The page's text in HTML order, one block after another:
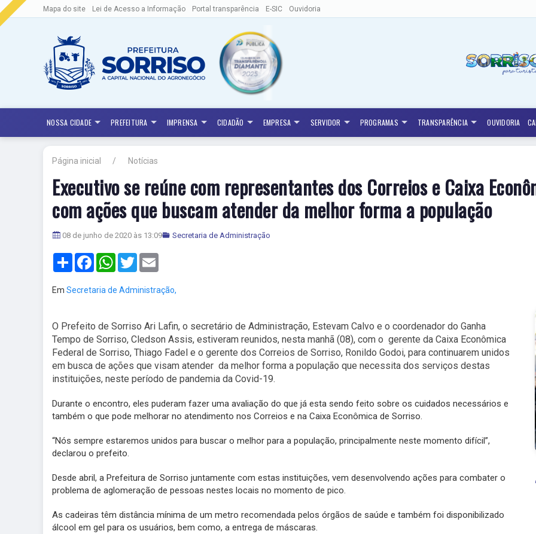
Mapa do site Lei de Acesso a Informação Portal transparência E-SIC Ouvidoria
NOSSA CIDADE PREFEITURA IMPRENSA CIDADÃO EMPRESA SERVIDOR PROGRAMAS TRANSPARÊNCIA OUVIDORIA
Página inicial Notícias
Executivo se reúne com representantes dos Correios e Caixa
com ações que buscam atender da melhor forma a população
08 de junho de 2020 às 13:09 Secretaria de Administração
Share FacebookWhatsApp
Twitter
Em Secretaria de Administração,
O Prefeito de Sorriso Ari Lafin, o secretário de Administração, Estevam Calvo e o coordenador do Ganha
Tempo de Sorriso, Cledson Assis, estiveram reunidos, nesta manhã (08), com o gerente da Caixa Econômica
Federal de Sorriso, Thiago Fadel e o gerente dos Correios de Sorriso, Ronildo Godoi, para continuarem unidos
em busca de ações que visam atender da melhor forma a população que necessita dos serviços destas
instituições, neste período de pandemia da Covid-19.
Durante o encontro, eles puderam fazer uma avaliação do que já esta sendo feito sobre os cuidados necessários e
também o que pode melhorar no atendimento nos Correios e na Caixa Econômica de Sorriso.
“Nós sempre estaremos unidos para buscar o melhor para a população, principalmente neste momento difícil”,
declarou o prefeito.
Desde abril, a Prefeitura de Sorriso juntamente com estas instituições, vem desenvolvendo ações para combater o
problema de aglomeração de pessoas nestes locais no momento de pico.
As cadeiras têm distância mínima de um metro recomendada pelos órgãos de saúde e também foi disponibilizado
álcool em gel para os usuários, bem como, a entrega de máscaras.